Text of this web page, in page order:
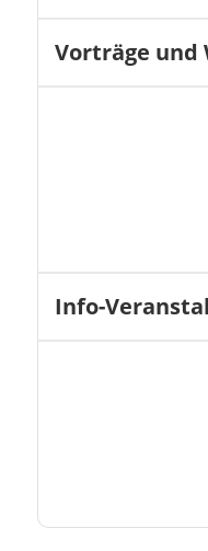
Vorträge und
Info-